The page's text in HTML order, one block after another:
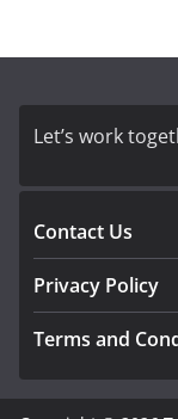
Let’s work
Contact Us
Privacy Policy
Terms and